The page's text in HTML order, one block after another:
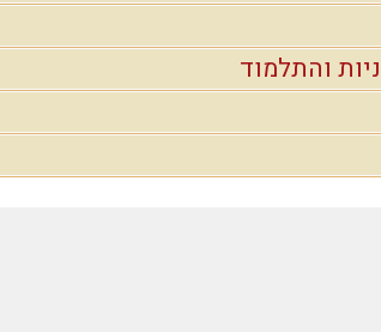
והתלמוד